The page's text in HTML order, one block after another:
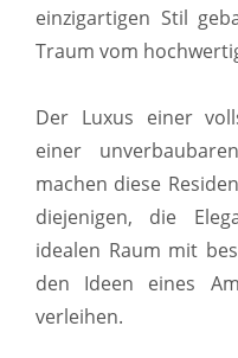
einzigartigen Stil
Traum vom
Der Luxus einer
einer
machen diese
diejenigen, die
idealen Raum mit
den Ideen eines
verleihen.